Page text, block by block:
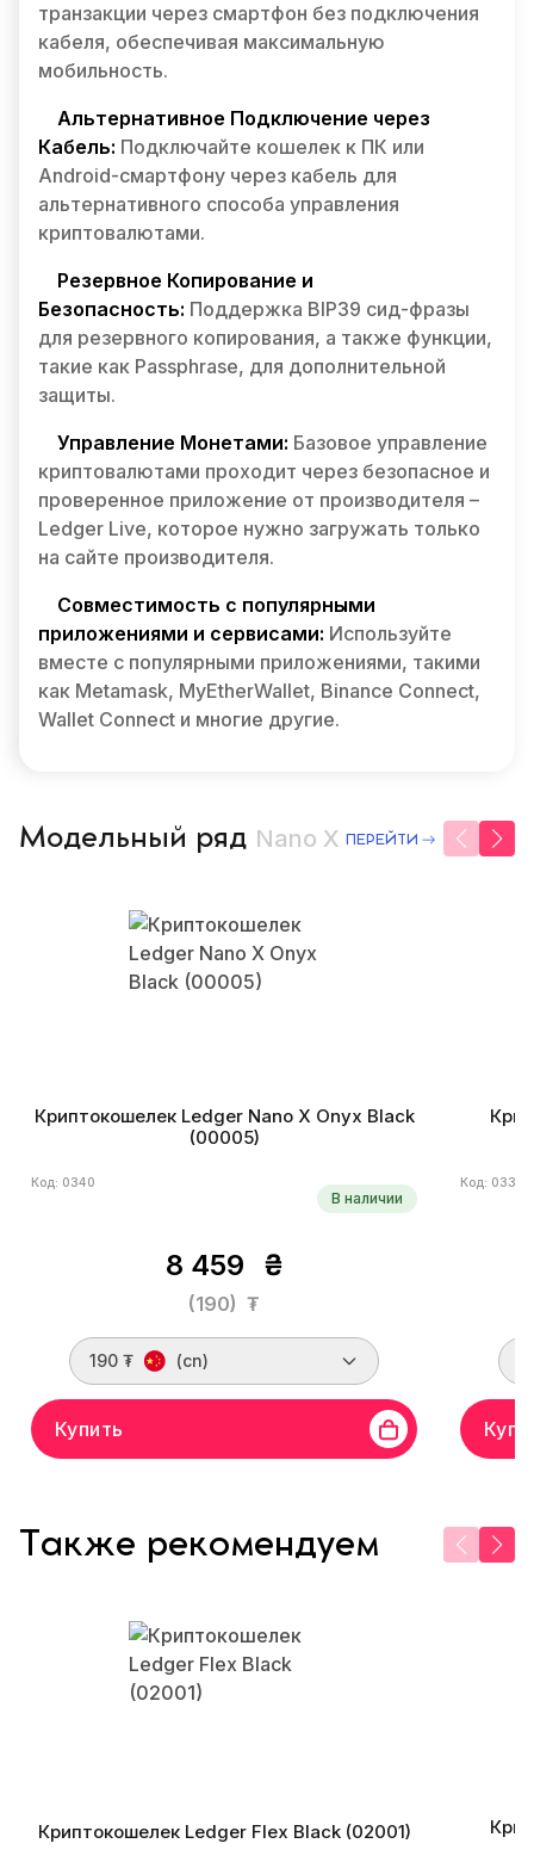
транзакции через смартфон без подключения
кабеля, обеспечивая максимальную
мобильность.
Альтернативное Подключение через
Кабель: Подключайте кошелек к ПК или
Android-смартфону через кабель для
альтернативного способа управления
криптовалютами.
Резервное Копирование и
Безопасность: Поддержка BIP39 сид-фразы
для резервного копирования, а также функции,
такие как Passphrase, для дополнительной
защиты.
Управление Монетами: Базовое управление
криптовалютами проходит через безопасное и
проверенное приложение от производителя –
Ledger Live, которое нужно загружать только
на сайте производителя.
Совместимость с популярными
приложениями и сервисами: Используйте
вместе с популярными приложениями, такими
как Metamask, MyEtherWallet, Binance Connect,
Wallet Connect и многие другие.
Модельный ряд Nano X ПЕРЕЙТИ
Криптокошелек Ledger Nano X Onyx Black
(00005)
Код: 0340
В наличии
8 459 ₴
(190) ₮
190 ₮ (cn)
Купить
Код: 0339
Также рекомендуем
Криптокошелек Ledger Flex Black (02001)